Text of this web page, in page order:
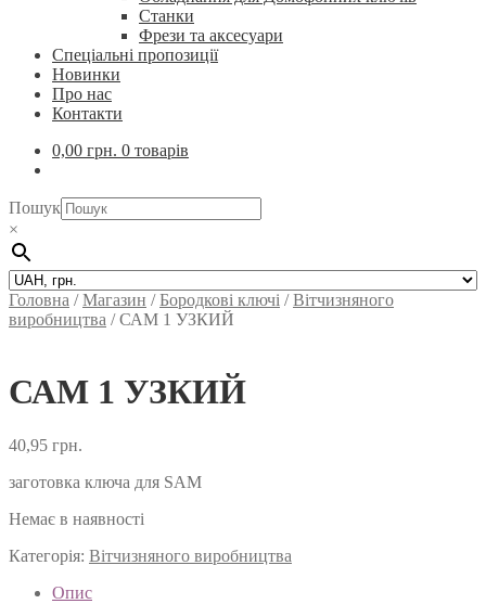
Станки
Фрези та аксесуари
Спеціальні пропозиції
Новинки
Про нас
Контакти
0,00 грн. 0 товарів
Пошук
×
Головна /Магазин /Бородкові ключі /Вітчизняного
виробництва /САМ 1 УЗКИЙ
САМ 1 УЗКИЙ
40,95 грн.
заготовка ключа для SAM
Немає в наявності
Категорія: Вітчизняного виробництва
Опис